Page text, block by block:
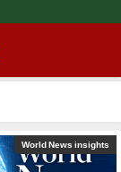
World News insights